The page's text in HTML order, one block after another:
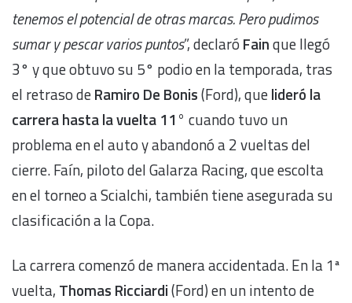
tenemos el potencial de otras marcas. Pero pudimos
sumar y pescar varios puntos”, declaró Fainque llegó
3° y que obtuvo su 5° podio en la temporada, tras
el retraso deRamiro De Bonis(Ford), quelideró la
carrera hasta la vuelta 11° cuando tuvo un
problema en el auto y abandonó a 2 vueltas del
cierre. Faín, piloto del Galarza Racing, que escolta
en el torneo a Scialchi, también tiene asegurada su
clasificación a la Copa.
La carrera comenzó de manera accidentada. En la 1ª
vuelta, Thomas Ricciardi(Ford) en un intento de